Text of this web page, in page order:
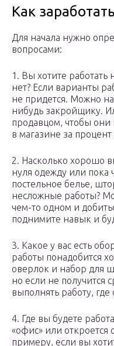
Как
Для начала нужно
вопросами:
1. Вы хотите
нет? Если варианты
не придется. Можно
нибудь закройщику.
продавцом, чтобы они
в магазине за
2. Насколько хорошо
нуля одежду или пока
постельное белье,
несложные работы?
чем-то одном и
поднимите навык и
3. Какое у вас есть
работы понадобится
оверлок и набор для
но если не получится
выполнять работу,
4. Где вы будете
«офис» или откроется
примеру, если вы